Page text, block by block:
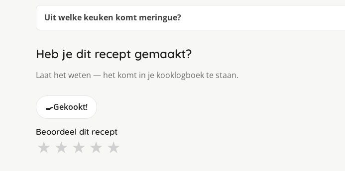
Uit welke keuken komt meringue?
Heb je dit recept gemaakt?
Laat het weten — het komt in je kooklogboek te staan.
🍳Gekookt!
Beoordeel dit recept
★ ★ ★ ★ ★